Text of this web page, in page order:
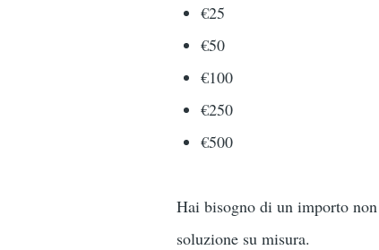
€25
€50
€100
€250
€500
Hai bisogno di un importo
soluzione su misura.